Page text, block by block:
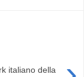
italiano della